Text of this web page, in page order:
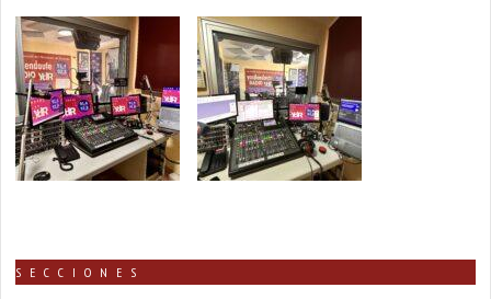
SECCIONES